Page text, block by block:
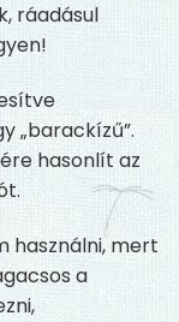
ráadásul
„barackízű”.
hasonlít az
használni, mert
a